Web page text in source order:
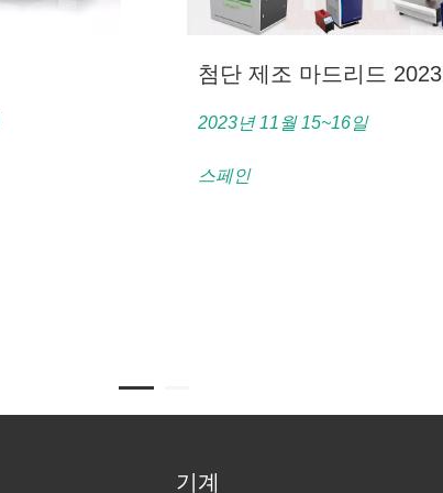
첨단 제조 마드리드 2023
2023년 11월 15~16일
스페인
기계